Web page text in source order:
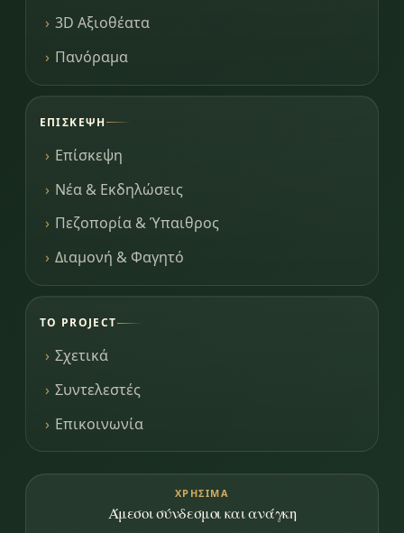
3D Αξιοθέατα
Πανόραμα
ΕΠΊΣΚΕΨΗ
Επίσκεψη
Νέα & Εκδηλώσεις
Πεζοπορία & Ύπαιθρος
Διαμονή & Φαγητό
ΤΟ PROJECT
Σχετικά
Συντελεστές
Επικοινωνία
ΧΡΉΣΙΜΑ
Άμεσοι σύνδεσμοι και ανάγκη